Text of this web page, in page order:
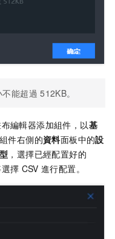
能超過 512KB。
編輯器添加組件，以基
件右側的資料面板中的設
，選擇已經配置好的
擇 CSV 進行配置。